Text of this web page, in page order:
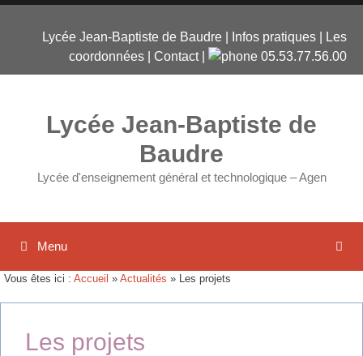
Lycée Jean-Baptiste de Baudre Infos pratiques
Les
coordonnées
Contact| 05.53.77.56.00
Lycée Jean-Baptiste de
Baudre
Lycée d'enseignement général et technologique – Agen
Menu
Vous êtes ici : Accueil » Actualités » Les projets
Les projets